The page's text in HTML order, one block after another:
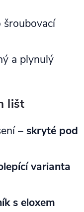
šroubovací
a plynulý
lišt
– skryté pod
varianta
s eloxem